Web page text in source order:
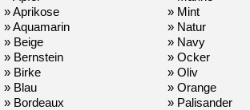
» Aprikose
» Aquamarin
» Beige
» Bernstein
» Birke
» Blau
» Bordeaux
» Mint
» Natur
» Navy
» Ocker
» Oliv
» Orange
» Palisander